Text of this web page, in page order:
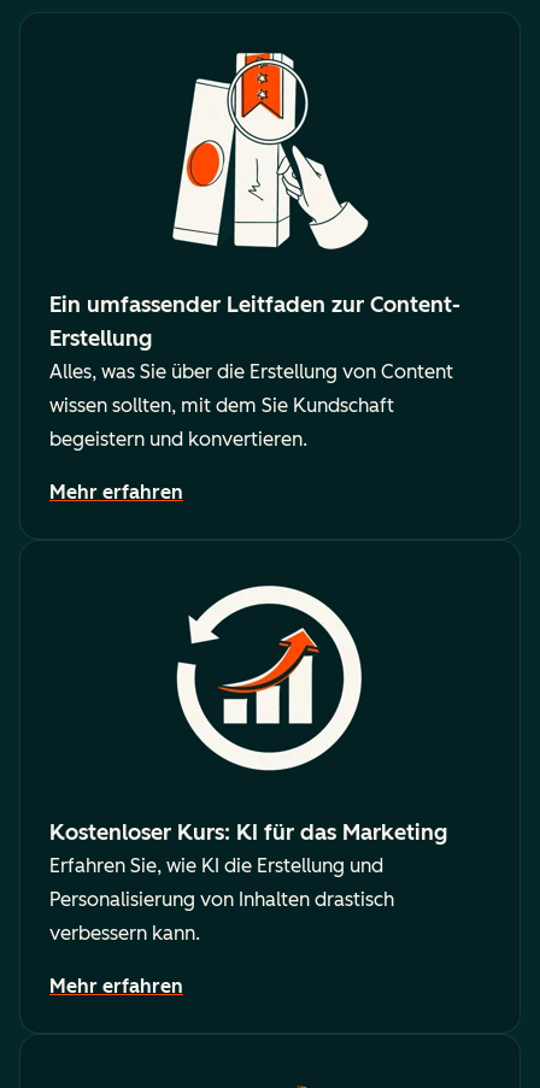
Ein umfassender Leitfaden zur Content-
Erstellung
Alles, was Sie über die Erstellung von Content
wissen sollten, mit dem Sie Kundschaft
begeistern und konvertieren.
Mehr erfahren
Kostenloser Kurs: KI für das Marketing
Erfahren Sie, wie KI die Erstellung und
Personalisierung von Inhalten drastisch
verbessern kann.
Mehr erfahren